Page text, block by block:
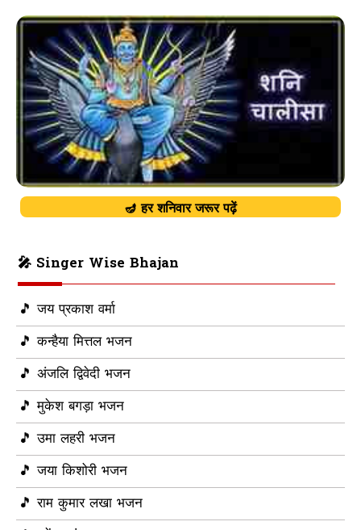
🪔 हर शनिवार जरूर पढ़ें
🎤 Singer Wise Bhajan
🎵 जय प्रकाश वर्मा
🎵 कन्हैया मित्तल भजन
🎵 अंजलि द्विवेदी भजन
🎵 मुकेश बगड़ा भजन
🎵 उमा लहरी भजन
🎵 जया किशोरी भजन
🎵 राम कुमार लखा भजन